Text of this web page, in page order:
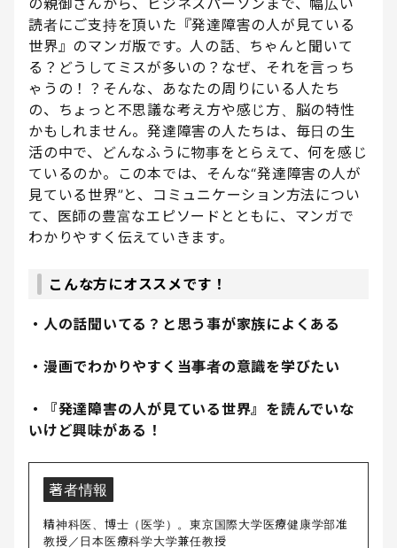
の親御さんから、ビジネスパーソンまで、幅広い
読者にご支持を頂いた『発達障害の人が見ている
世界』のマンガ版です。人の話、ちゃんと聞いて
る？どうしてミスが多いの？なぜ、それを言っち
ゃうの！？そんな、あなたの周りにいる人たち
の、ちょっと不思議な考え方や感じ方、脳の特性
かもしれません。発達障害の人たちは、毎日の生
活の中で、どんなふうに物事をとらえて、何を感じ
ているのか。この本では、そんな“発達障害の人が
見ている世界”と、コミュニケーション方法につい
て、医師の豊富なエピソードとともに、マンガで
わかりやすく伝えていきます。
こんな方にオススメです！
・人の話聞いてる？と思う事が家族によくある
・漫画でわかりやすく当事者の意識を学びたい
・『発達障害の人が見ている世界』を読んでいな
いけど興味がある！
著者情報
精神科医、博士（医学）。東京国際大学医療健康学部准
教授／日本医療科学大学兼任教授